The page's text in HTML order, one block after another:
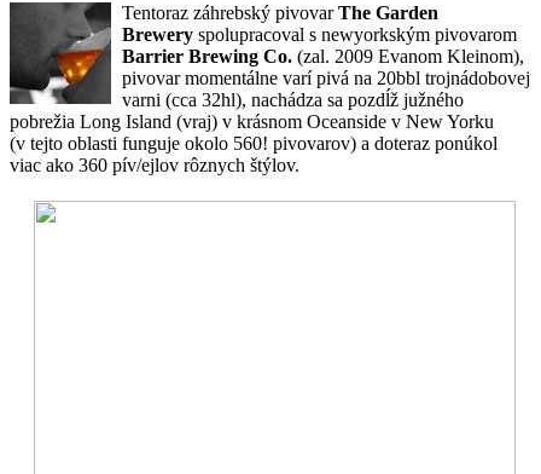
Tentoraz záhrebský pivovarThe Garden
Brewery spolupracoval s newyorkským pivovarom
Barrier Brewing Co. (zal. 2009 Evanom Kleinom),
pivovar momentálne varí pivá na 20bbl trojnádobovej
varni (cca 32hl), nachádza sa pozdĺž južného
pobrežia Long Island (vraj) v krásnom Oceanside v New Yorku
(v tejto oblasti funguje okolo 560! pivovarov) a doteraz ponúkol
viac ako 360 pív/ejlov rôznych štýlov.